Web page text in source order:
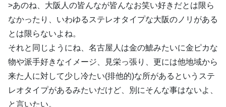
>あのね、大阪人の皆んなが皆んなお笑い好きだとは限ら
なかったり、いわゆるステレオタイプな大阪のノリがある
とは限らないよね。
それと同じようにね、名古屋人は金の鯱みたいに金ピカな
物や派手好きなイメージ、見栄っ張り、更には他地域から
来た人に対して少し冷たい(排他的)な所があるというステ
レオタイプがあるみたいだけど、別にそんな事はないよ、
と言いたい。